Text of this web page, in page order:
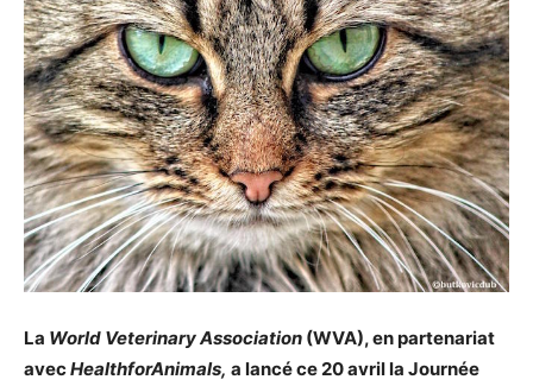
La World Veterinary Association (WVA), en partenariat
avecHealthforAnimals, a lancé ce 20 avril la Journée